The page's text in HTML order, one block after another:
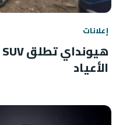
إعلانات
الأعياد